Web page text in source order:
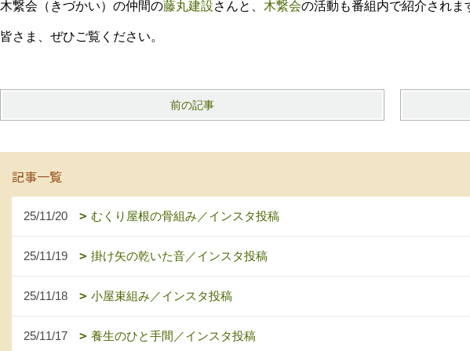
木繋会（きづかい）の仲間の藤丸建設さんと、 木繋会の活動も番組内で紹介されま
皆さま、ぜひご覧ください。
前の記事
記事一覧
25/11/20 むくり屋根の骨組み／インスタ投稿
25/11/19 掛け矢の乾いた音／インスタ投稿
25/11/18 小屋束組み／インスタ投稿
25/11/17 養生のひと手間／インスタ投稿